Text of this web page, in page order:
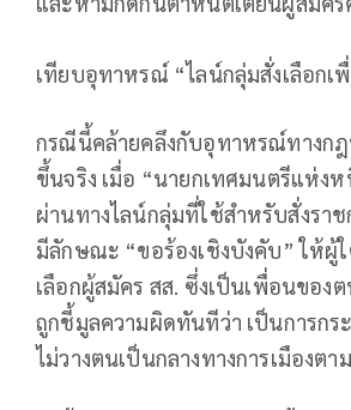
เทียบอุทาหรณ์ “ไลน์กลุ่มสั่งเลือกเ
กรณีนี้คล้ายคลึงกับอุทาหรณ์ทางกฎ
ขึ้นจริง เมื่อ “นายกเทศมนตรีแห่ง
ผ่านทางไลน์กลุ่มที่ใช้สำหรับสั่งราช
มีลักษณะ “ขอร้องเชิงบังคับ” ให้ผู้
เลือกผู้สมัคร สส. ซึ่งเป็นเพื่อนขอ
ถูกชี้มูลความผิดทันทีว่า เป็นการกร
ไม่วางตนเป็นกลางทางการเมืองตา